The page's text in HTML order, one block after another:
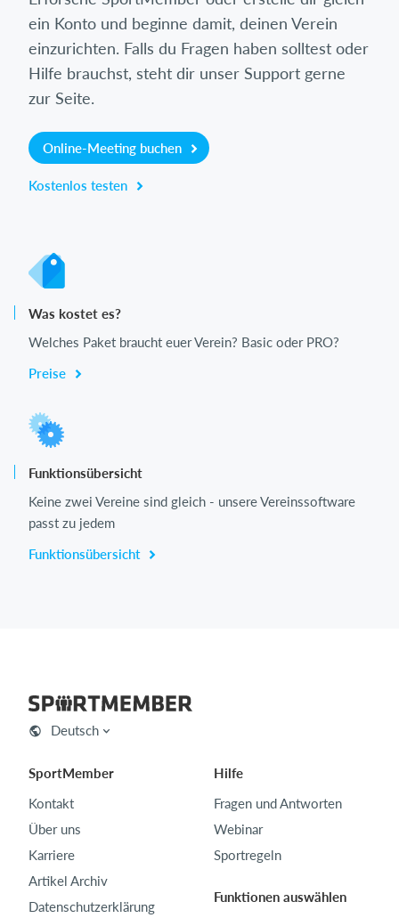
ein Konto und beginne damit, deinen Verein
einzurichten. Falls du Fragen haben solltest oder
Hilfe brauchst, steht dir unser Support gerne
zur Seite.
Online-Meeting buchen
Kostenlos testen
Was kostet es?
Welches Paket braucht euer Verein? Basic oder PRO?
Preise
Funktionsübersicht
Keine zwei Vereine sind gleich - unsere Vereinssoftware
passt zu jedem
Funktionsübersicht
Deutsch
SportMember
Kontakt
Über uns
Karriere
Artikel Archiv
Datenschutzerklärung
Hilfe
Fragen und Antworten
Webinar
Sportregeln
Funktionen auswählen